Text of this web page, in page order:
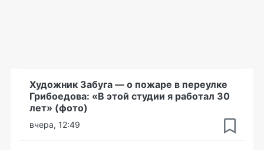
Художник Забуга — о пожаре в переулке
Грибоедова: «В этой студии я работал 30
лет» (фото)
вчера, 12:49